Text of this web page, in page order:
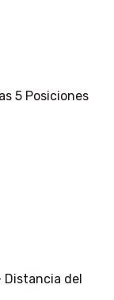
5 Posiciones
Distancia del